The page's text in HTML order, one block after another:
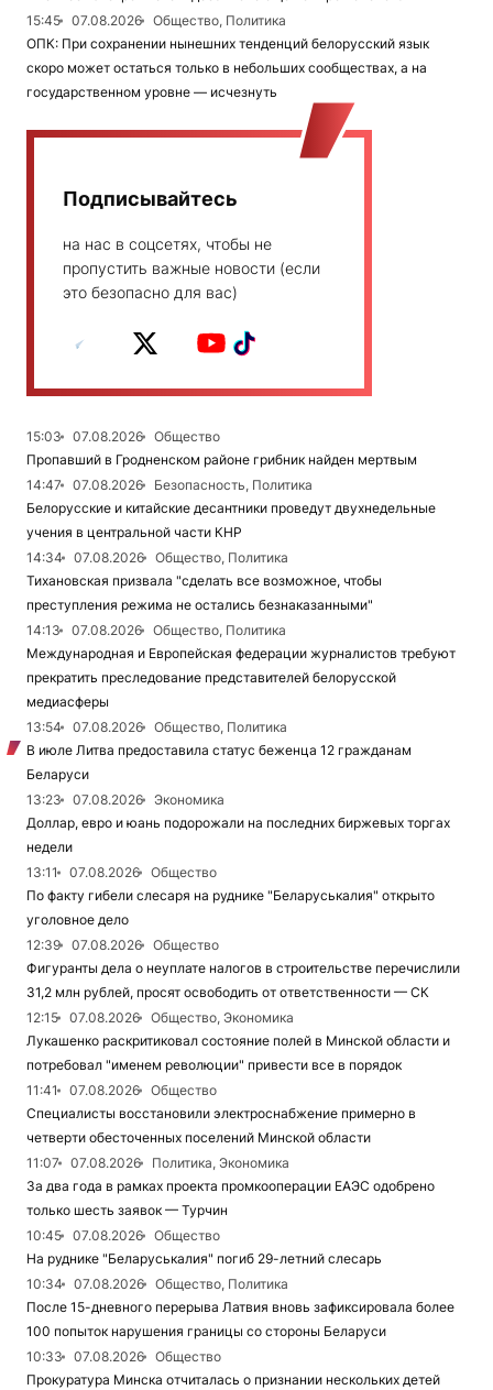
15:45
07.08.2026
Общество, Политика
ОПК: При сохранении нынешних тенденций белорусский язык
скоро может остаться только в небольших сообществах, а на
государственном уровне — исчезнуть
Подписывайтесь
на нас в соцсетях, чтобы не
пропустить важные новости (если
это безопасно для вас)
15:03 07.08.2026
Общество
Пропавший в Гродненском районе грибник найден мертвым
14:47
07.08.2026
Безопасность, Политика
Белорусские и китайские десантники проведут двухнедельные
учения в центральной части КНР
14:34
07.08.2026
Общество, Политика
Тихановская призвала "сделать все возможное, чтобы
преступления режима не остались безнаказанными"
14:13
07.08.2026
Общество, Политика
Международная и Европейская федерации журналистов требуют
прекратить преследование представителей белорусской
медиасферы
13:54
07.08.2026
Общество, Политика
В июле Литва предоставила статус беженца 12 гражданам
Беларуси
13:23
07.08.2026
Экономика
Доллар, евро и юань подорожали на последних биржевых торгах
недели
13:11
07.08.2026
Общество
По факту гибели слесаря на руднике "Беларуськалия" открыто
уголовное дело
12:39
07.08.2026
Общество
Фигуранты дела о неуплате налогов в строительстве перечислили
31,2 млн рублей, просят освободить от ответственности — СК
12:15
07.08.2026
Общество, Экономика
Лукашенко раскритиковал состояние полей в Минской области и
потребовал "именем революции" привести все в порядок
11:41
07.08.2026
Общество
Специалисты восстановили электроснабжение примерно в
четверти обесточенных поселений Минской области
11:07
07.08.2026
Политика, Экономика
За два года в рамках проекта промкооперации ЕАЭС одобрено
только шесть заявок — Турчин
10:45
07.08.2026
Общество
На руднике "Беларуськалия" погиб 29-летний слесарь
10:34
07.08.2026
Общество, Политика
После 15-дневного перерыва Латвия вновь зафиксировала более
100 попыток нарушения границы со стороны Беларуси
10:33
07.08.2026
Общество
Прокуратура Минска отчиталась о признании нескольких детей